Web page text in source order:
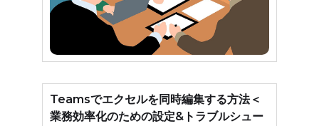
Teamsでエクセルを同時編集する方法＜
業務効率化のための設定&トラブルシュー